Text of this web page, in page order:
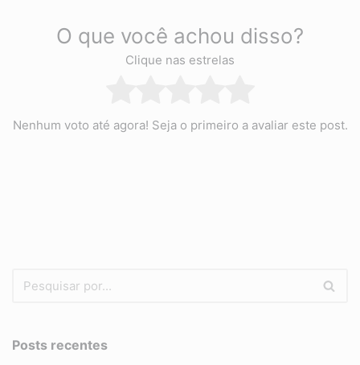
O que você achou disso?
Clique nas estrelas
Nenhum voto até agora! Seja o primeiro a avaliar este post.
Posts recentes